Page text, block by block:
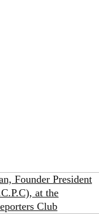
Founder President
at the
Club